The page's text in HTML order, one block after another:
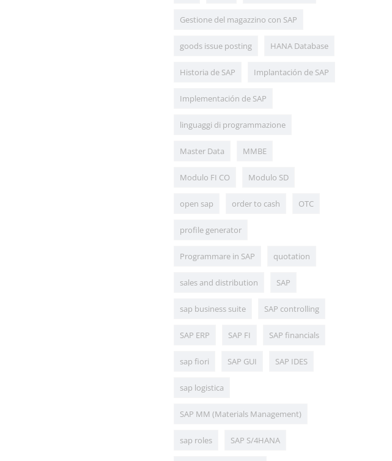
Gestione del magazzino con SAP
goods issue posting HANA Database
Historia de SAP Implantación de SAP
Implementación de SAP
linguaggi di programmazione
Master Data MMBE
Modulo FI CO Modulo SD
open sap order to cash OTC
profile generator
Programmare in SAP quotation
sales and distribution SAP
sap business suite SAP controlling
SAP ERP SAP FI SAP financials
sap fiori SAP GUI SAP IDES
sap logistica
SAP MM (Materials Management)
sap roles SAP S/4HANA